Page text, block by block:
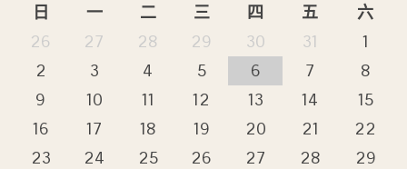
日 一 二 三 四 五
六
26
27 28 29 30 31
1
2
3 4 5 6 7
8
9
10 11 12 13 14
15
16
17 18 19 20 21
22
23
24 25 26 27 28
29